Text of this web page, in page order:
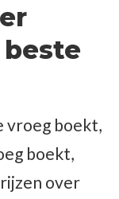
vroeg boekt,
boekt,
over